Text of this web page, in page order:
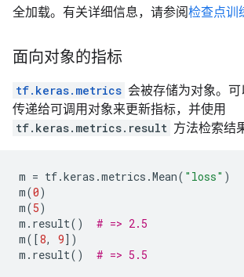
全加载。有关详细信息，请参阅检查点训
面向对象的指标
tf.keras.metrics 会被存储为对象。
传递给可调用对象来更新指标，并使用
tf.keras.metrics.result 方法检索结
m = tf.keras .metrics .Mean( "loss" )
m(0)
m(5)
m . result()
# => 2.5
m([8, 9])
m . result() # => 5.5